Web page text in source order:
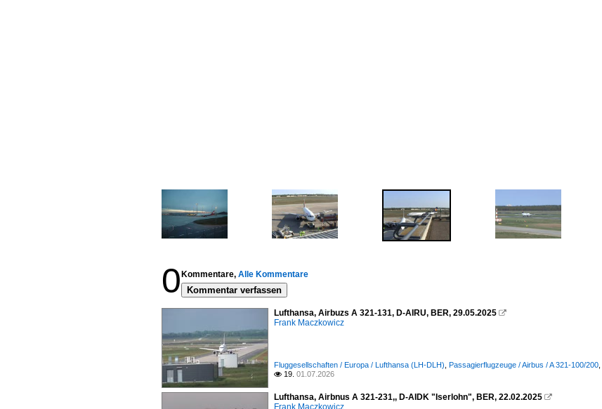
0 Kommentare, Alle Kommentare
Kommentar verfassen
Lufthansa, Airbuzs A 321-131, D-AIRU, BER, 29.05.2025 
Frank Maczkowicz
Fluggesellschaften / Europa / Lufthansa (LH-DLH) Passagierflugzeuge / Airbus / A 321-100/200
 19. 01.07.2026
Lufthansa, Airbnus A 321-231,, D-AIDK "Iserlohn", BER, 22.02.2025 
Frank Maczkowicz